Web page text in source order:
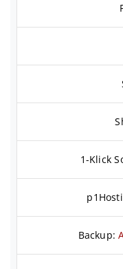
1-Klick
Backup: